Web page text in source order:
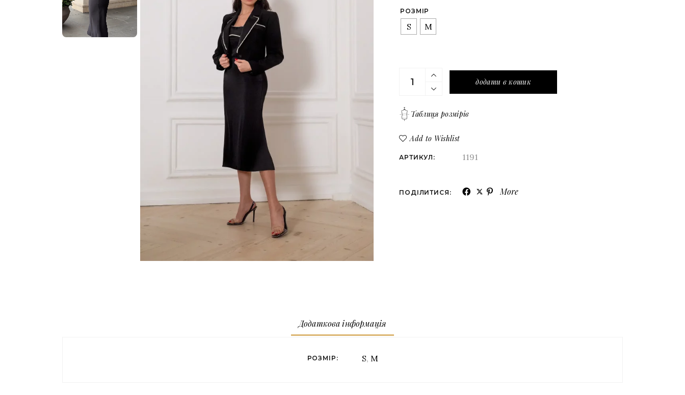
РОЗМІР
S M
Жакет короткий з контрастною обробкою бісером quantity
додати в кошик
Таблиця розмірів
Add to Wishlist
АРТИКУЛ: 1191
ПОДІЛИТИСЯ: More
Додаткова інформація
РОЗМІР S, M